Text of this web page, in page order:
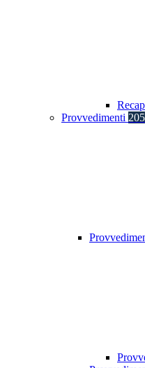
Provvedimenti 205